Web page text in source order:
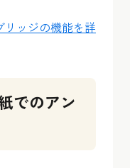
リッジの機能を詳
でのアン